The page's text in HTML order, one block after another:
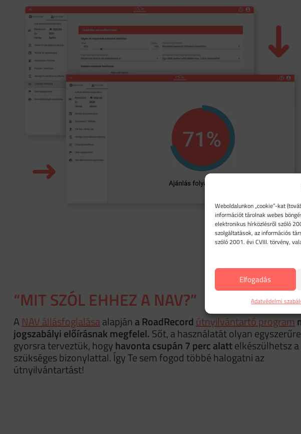
Weboldalunkon „cookie”-kat
információt tárolnak webes
elektronikus hírközlésről szóló
szolgáltatások, az információs
szóló 2001. évi CVIII. törvény,
Elfogadás
Adatvédelmi
“MIT SZÓL EHHEZ A NAV?”
ANAV állásfoglalásaalapjána RoadRecordútnyilvántartó program
jogszabályi előírásnak megfelel.Sőt, a használatát olyan
gyorsra terveztük, hogyhavonta csupán 7 perc alattelkészülhetsz a
szükséges bizonylattal. Így Te sem fogod többé halogatni az
útnyilvántartást!